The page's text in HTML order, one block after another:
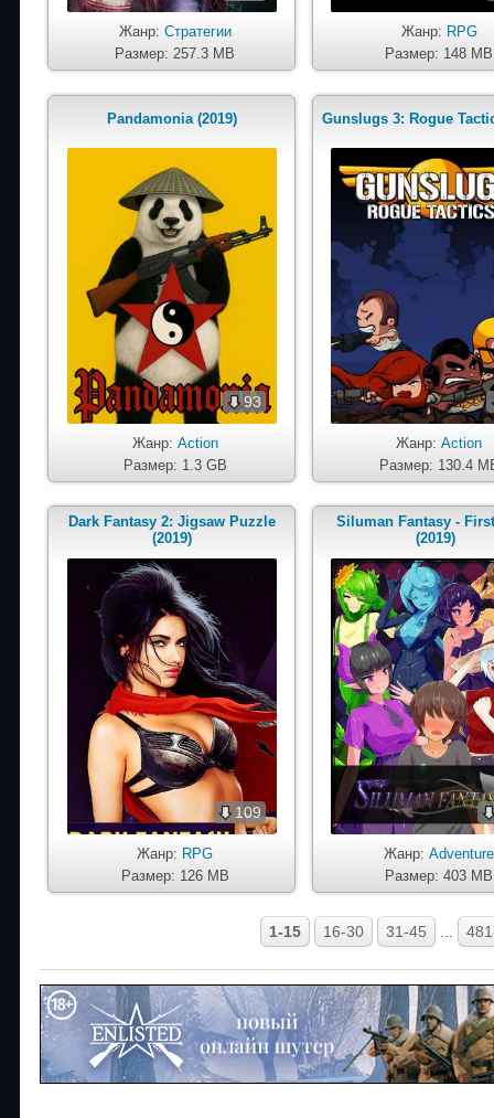
Жанр: Стратегии
Размер: 257.3 MB
Жанр: RPG
Размер: 148 MB
Pandamonia (2019)
93
Жанр: Action
Размер: 1.3 GB
Gunslugs 3: Rogue
Жанр:Action
Размер: 130.4
Dark Fantasy 2: Jigsaw Puzzle
(2019)
109
Жанр: RPG
Размер: 126 MB
Siluman Fantasy -
(2019)
Жанр:Adventure
Размер: 403 MB
1-15 16-30 31-45